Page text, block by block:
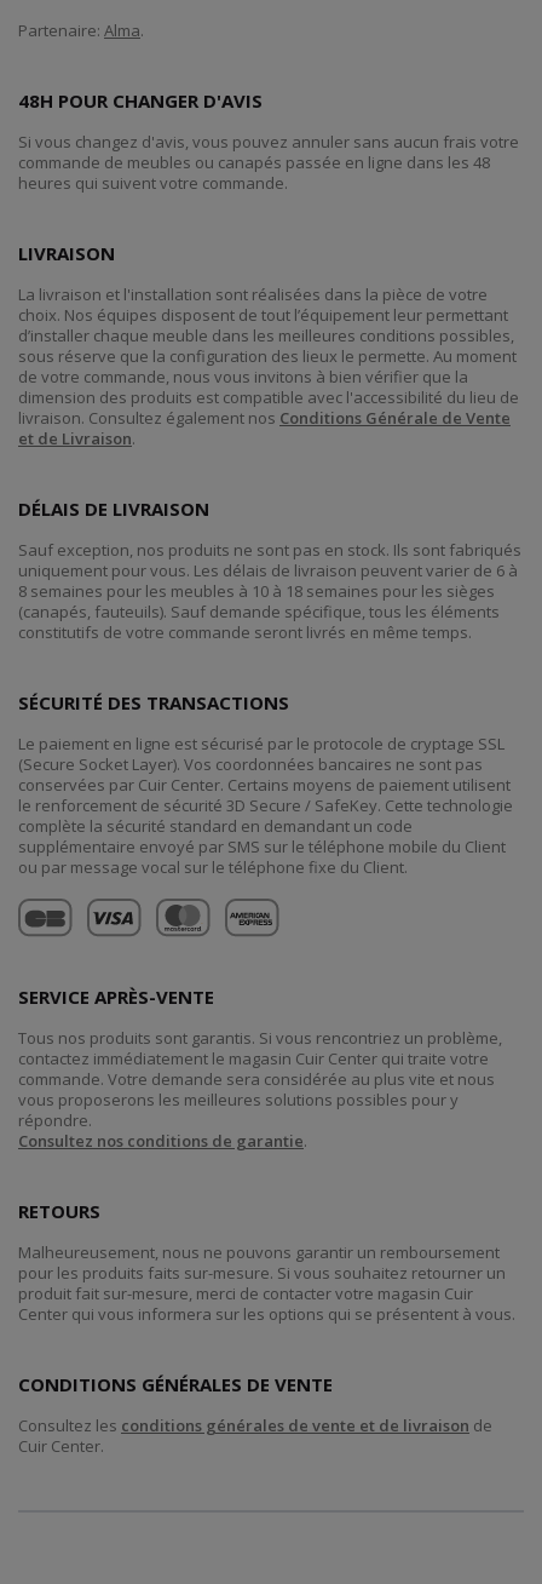
Partenaire: Alma.
48H POUR CHANGER D'AVIS
Si vous changez d'avis, vous pouvez annuler sans aucun frais votre
commande de meubles ou canapés passée en ligne dans les 48
heures qui suivent votre commande.
LIVRAISON
La livraison et l'installation sont réalisées dans la pièce de votre
choix. Nos équipes disposent de tout l’équipement leur permettant
d’installer chaque meuble dans les meilleures conditions possibles,
sous réserve que la configuration des lieux le permette. Au moment
de votre commande, nous vous invitons à bien vérifier que la
dimension des produits est compatible avec l'accessibilité du lieu de
livraison. Consultez également nos Conditions Générale de Vente
et de Livraison.
DÉLAIS DE LIVRAISON
Sauf exception, nos produits ne sont pas en stock. Ils sont fabriqués
uniquement pour vous. Les délais de livraison peuvent varier de 6 à
8 semaines pour les meubles à 10 à 18 semaines pour les sièges
(canapés, fauteuils). Sauf demande spécifique, tous les éléments
constitutifs de votre commande seront livrés en même temps.
SÉCURITÉ DES TRANSACTIONS
Le paiement en ligne est sécurisé par le protocole de cryptage SSL
(Secure Socket Layer). Vos coordonnées bancaires ne sont pas
conservées par Cuir Center. Certains moyens de paiement utilisent
le renforcement de sécurité 3D Secure / SafeKey. Cette technologie
complète la sécurité standard en demandant un code
supplémentaire envoyé par SMS sur le téléphone mobile du Client
ou par message vocal sur le téléphone fixe du Client.
SERVICE APRÈS-VENTE
Tous nos produits sont garantis. Si vous rencontriez un problème,
contactez immédiatement le magasin Cuir Center qui traite votre
commande. Votre demande sera considérée au plus vite et nous
vous proposerons les meilleures solutions possibles pour y
répondre.
Consultez nos conditions de garantie.
RETOURS
Malheureusement, nous ne pouvons garantir un remboursement
pour les produits faits sur-mesure. Si vous souhaitez retourner un
produit fait sur-mesure, merci de contacter votre magasin Cuir
Center qui vous informera sur les options qui se présentent à vous.
CONDITIONS GÉNÉRALES DE VENTE
Consultez les conditions générales de vente et de livraison de
Cuir Center.